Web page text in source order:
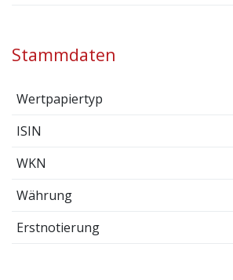
Stammdaten
Wertpapiertyp
ISIN
WKN
Währung
Erstnotierung